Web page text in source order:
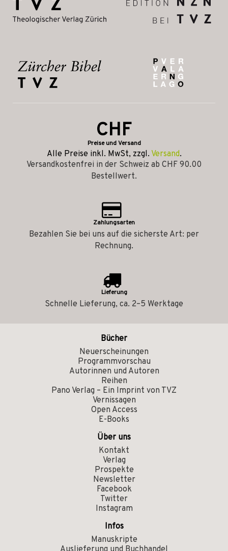
CHF
Preise und Versand
Alle Preise inkl. MwSt, zzgl. Versand.
Versandkostenfrei in der Schweiz ab CHF 90.00
Bestellwert.
Zahlungsarten
Bezahlen Sie bei uns auf die sicherste Art: per
Rechnung.
Lieferung
Schnelle Lieferung, ca. 2–5 Werktage
Bücher
Neuerscheinungen
Programmvorschau
Autorinnen und Autoren
Reihen
Pano Verlag – Ein Imprint von TVZ
Vernissagen
Open Access
E-Books
Über uns
Kontakt
Verlag
Prospekte
Newsletter
Facebook
Twitter
Instagram
Infos
Manuskripte